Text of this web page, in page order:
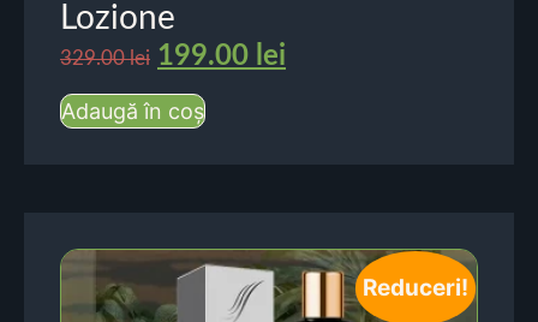
Lozione
329.00lei 199.00 lei
Adaugă în coș
Reduceri!